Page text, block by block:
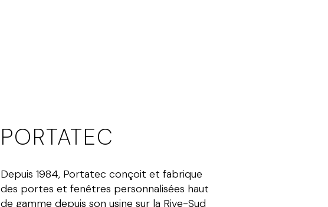
PORTATEC
Depuis 1984, Portatec conçoit et fabrique
des portes et fenêtres personnalisées haut
de gamme depuis son usine sur la Rive-Sud